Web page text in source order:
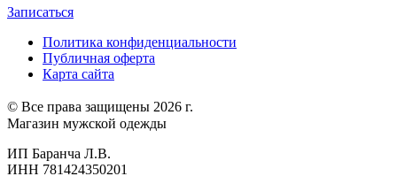
Записаться
Политика конфиденциальности
Публичная оферта
Карта сайта
© Все права защищены 2026 г.
Магазин мужской одежды
ИП Баранча Л.В.
ИНН 781424350201